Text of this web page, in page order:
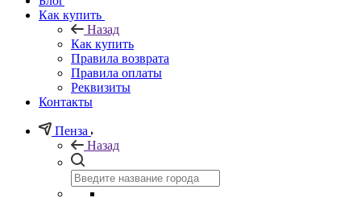
Как купить
Назад
Как купить
Правила возврата
Правила оплаты
Реквизиты
Контакты
Пенза
Назад